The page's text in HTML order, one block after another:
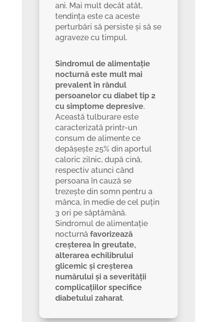
ani. Mai mult decât atât,
tendința este ca aceste
perturbări să persiste și să se
agraveze cu timpul.
Sindromul de alimentație
nocturnă este mult mai
prevalent în rândul
persoanelor cu diabet tip 2
cu simptome depresive.
Această tulburare este
caracterizată printr-un
consum de alimente ce
depășește 25% din aportul
caloric zilnic, după cină,
respectiv atunci când
persoana în cauză se
trezește din somn pentru a
mânca, în medie de cel puțin
3 ori pe săptămână.
Sindromul de alimentație
nocturnă favorizează
creșterea în greutate,
alterarea echilibrului
glicemic și creșterea
numărului și a severității
complicațiilor specifice
diabetului zaharat.